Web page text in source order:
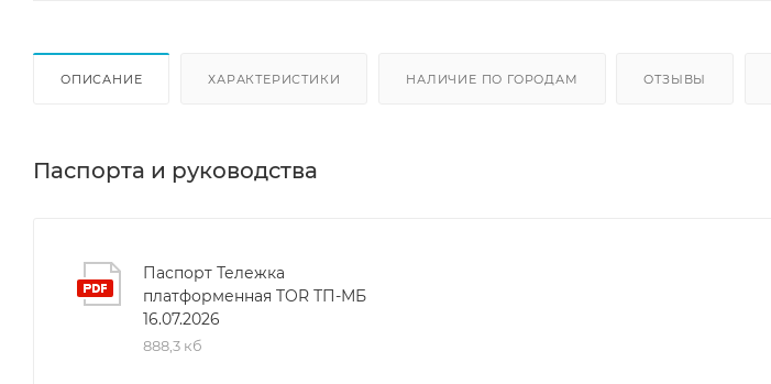
ОПИСАНИЕ ХАРАКТЕРИСТИКИ НАЛИЧИЕ ПО ГОРОДАМ ОТЗЫВЫ
Паспорта и руководства
Паспорт Тележка
платформенная TOR ТП-МБ
16.07.2026
888,3 кб